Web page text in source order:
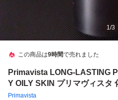
1/3
この商品は9時間で売れました
Primavista LONG-LASTING
Y OILY SKIN プリマヴィスタ
Primavista